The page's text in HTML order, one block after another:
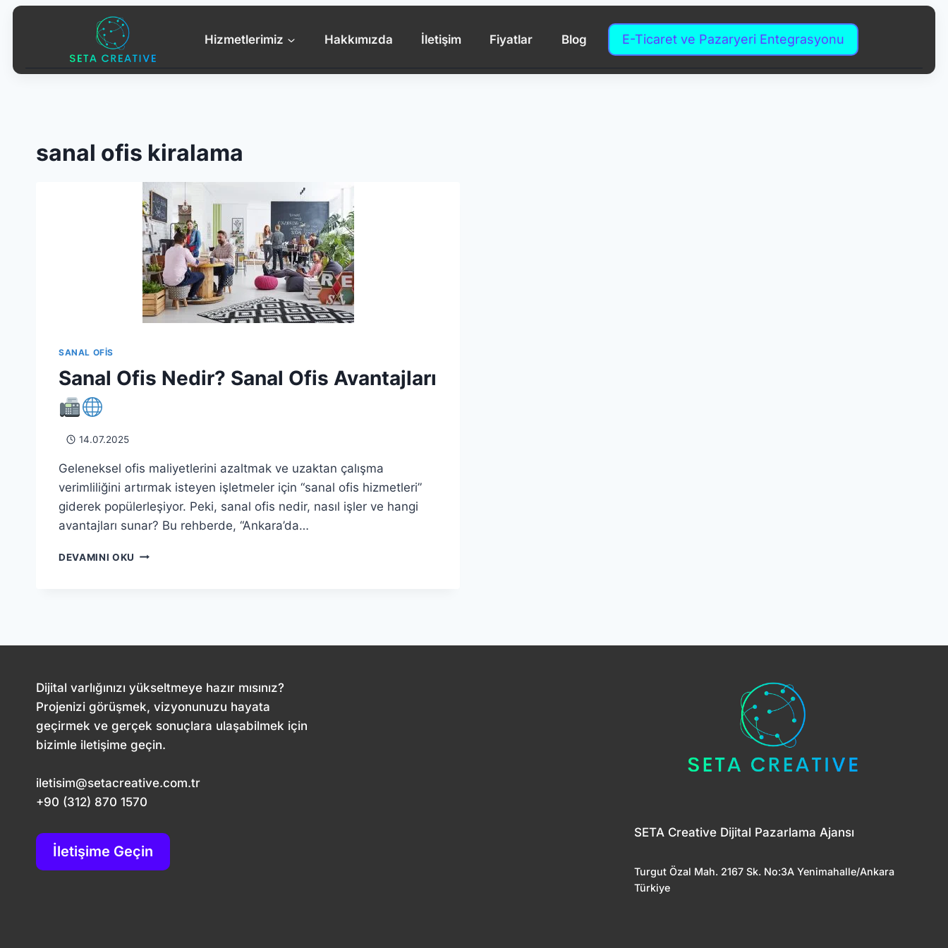
Skip
Hizmetlerimiz Hakkımızda İletişim Fiyatlar Blog E-Ticaret ve Pazaryeri Entegrasyonu
sanal ofis kiralama
SANAL OFIS
Sanal Ofis Nedir? Sanal Ofis Avantajları
14.07.2025
Geleneksel ofis maliyetlerini azaltmak ve uzaktan çalışma
verimliliğini artırmak isteyen işletmeler için “sanal ofis hizmetleri”
giderek popülerleşiyor. Peki, sanal ofis nedir, nasıl işler ve hangi
avantajları sunar? Bu rehberde, “Ankara’da…
DEVAMINI OKU SANAL
Dijital varlığınızı yükseltmeye hazır mısınız?
Projenizi görüşmek, vizyonunuzu hayata
geçirmek ve gerçek sonuçlara ulaşabilmek için
bizimle iletişime geçin.
iletisim@setacreative.com.tr
+90 (312) 870 1570
İletişime Geçin
SETA Creative Dijital Pazarlama Ajansı
Turgut Özal Mah. 2167 Sk. No:3A Yenimahalle/Ankara
Türkiye